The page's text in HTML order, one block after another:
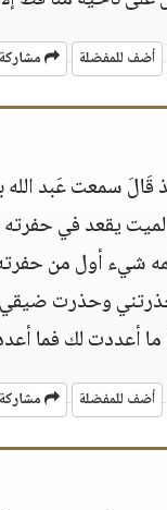
أضف للمفضلة
قَالَ سمعت عَبد
يقعد في
شيء أول من
وحذرت
أعددت لك فما
أضف للمفضلة